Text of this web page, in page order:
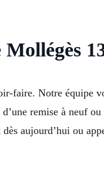
faire. Notre équipe
remise à neuf
aujourd’hui ou